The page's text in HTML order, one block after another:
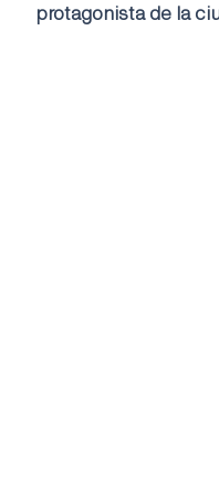
protagonista de la